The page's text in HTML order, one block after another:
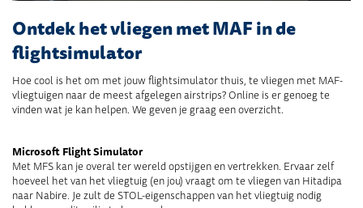
Ontdek het vliegen met MAF in de
flightsimulator
Hoe cool is het om met jouw flightsimulator thuis, te vliegen met MAF-
vliegtuigen naar de meest afgelegen airstrips? Online is er genoeg te
vinden wat je kan helpen. We geven je graag een overzicht.
Microsoft Flight Simulator
Met MFS kan je overal ter wereld opstijgen en vertrekken. Ervaar zelf
hoeveel het van het vliegtuig (en jou) vraagt om te vliegen van Hitadipa
naar Nabire. Je zult de STOL-eigenschappen van het vliegtuig nodig